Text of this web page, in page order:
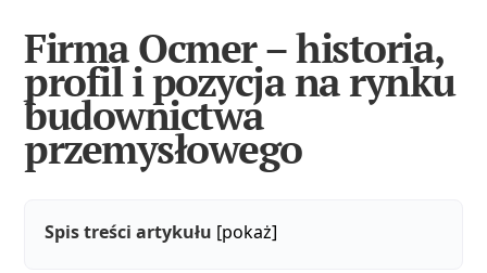
Firma Ocmer – historia,
profil i pozycja na rynku
budownictwa
przemysłowego
Spis treści artykułu [pokaż]